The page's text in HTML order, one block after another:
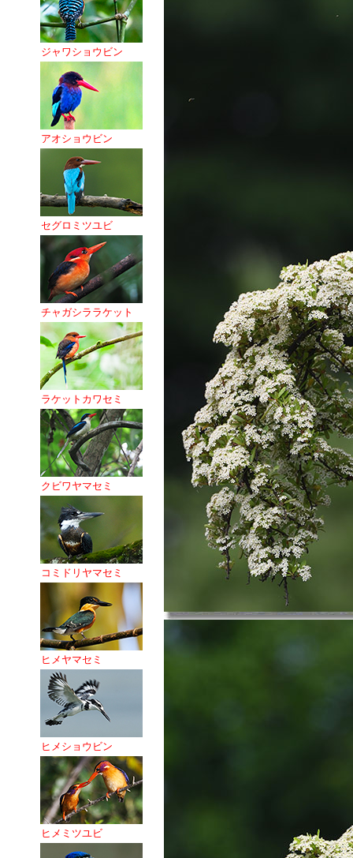
ジャワショウビン
アオショウビン
セグロミツユビ
チャガシララケット
ラケットカワセミ
クビワヤマセミ
コミドリヤマセミ
ヒメヤマセミ
ヒメショウビン
ヒメミツユビ